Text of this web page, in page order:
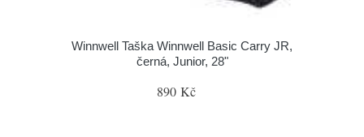
Winnwell Taška Winnwell Basic Carry JR,
černá, Junior, 28"
890 Kč